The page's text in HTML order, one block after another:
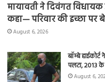
मायावती ने दिवंगत विधायक
कहा— परिवार की इच्छा पर
August 6, 2026
बॉम्बे
पलटा, 2013 के
August 6,